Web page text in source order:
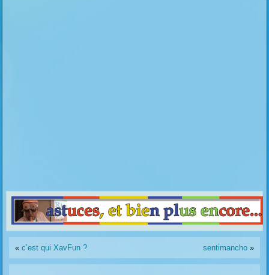
«c’est qui XavFun ? sentimancho»